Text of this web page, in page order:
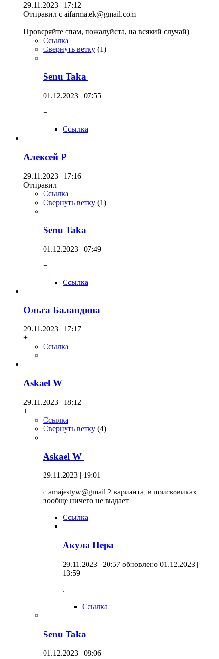
29.11.2023 | 17:12
Отправил с aifarmatek@gmail.com
Проверяйте спам, пожалуйста, на всякий случай)
Ссылка
Свернуть ветку (1)
Senu Taka
01.12.2023 | 07:55
+
Ссылка
Алексей Р
29.11.2023 | 17:16
Отправил
Ссылка
Свернуть ветку (1)
Senu Taka
01.12.2023 | 07:49
+
Ссылка
Ольга Баландина
29.11.2023 | 17:17
+
Ссылка
Askael W
29.11.2023 | 18:12
+
Ссылка
Свернуть ветку (4)
Askael W
29.11.2023 | 19:01
с amajestyw@gmail 2 варианта, в поисковиках
вообще ничего не выдает
Ссылка
Акула Пера
29.11.2023 | 20:57 обновлено 01.12.2023 |
13:59
.
Ссылка
Senu Taka
01.12.2023 | 08:06